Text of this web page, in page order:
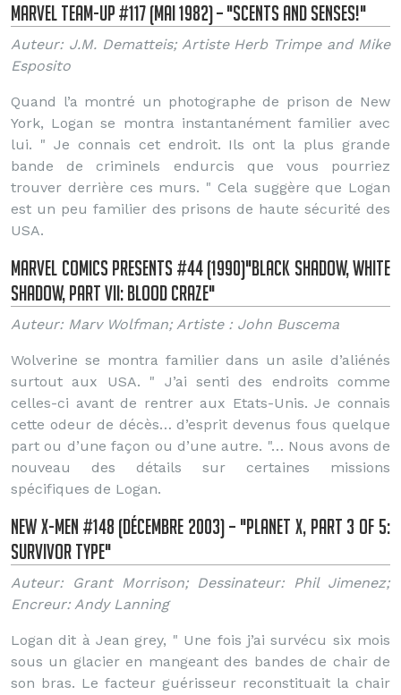
Marvel Team-Up #117 (Mai 1982) – "Scents and Senses!"
Auteur: J.M. Dematteis; Artiste Herb Trimpe and Mike
Esposito
Quand l’a montré un photographe de prison de New
York, Logan se montra instantanément familier avec
lui. " Je connais cet endroit. Ils ont la plus grande
bande de criminels endurcis que vous pourriez
trouver derrière ces murs. " Cela suggère que Logan
est un peu familier des prisons de haute sécurité des
USA.
Marvel Comics Presents #44 (1990)"Black Shadow, White
Shadow, Part VII: Blood Craze"
Auteur: Marv Wolfman; Artiste : John Buscema
Wolverine se montra familier dans un asile d’aliénés
surtout aux USA. " J’ai senti des endroits comme
celles-ci avant de rentrer aux Etats-Unis. Je connais
cette odeur de décès… d’esprit devenus fous quelque
part ou d’une façon ou d’une autre. "… Nous avons de
nouveau des détails sur certaines missions
spécifiques de Logan.
New X-Men #148 (Décembre 2003) – "Planet X, Part 3 of 5:
Survivor Type"
Auteur: Grant Morrison; Dessinateur: Phil Jimenez;
Encreur: Andy Lanning
Logan dit à Jean grey, " Une fois j’ai survécu six mois
sous un glacier en mangeant des bandes de chair de
son bras. Le facteur guérisseur reconstituait la chair